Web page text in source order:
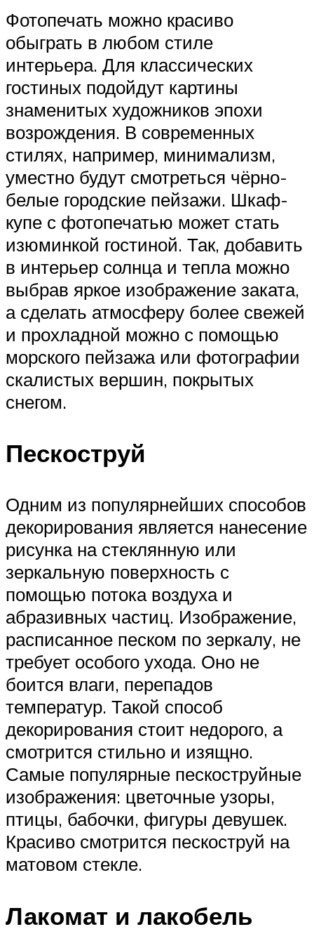
Фотопечать можно красиво
обыграть в любом стиле
интерьера. Для классических
гостиных подойдут картины
знаменитых художников эпохи
возрождения. В современных
стилях, например, минимализм,
уместно будут смотреться чёрно-
белые городские пейзажи. Шкаф-
купе с фотопечатью может стать
изюминкой гостиной. Так, добавить
в интерьер солнца и тепла можно
выбрав яркое изображение заката,
а сделать атмосферу более свежей
и прохладной можно с помощью
морского пейзажа или фотографии
скалистых вершин, покрытых
снегом.
Пескоструй
Одним из популярнейших способов
декорирования является нанесение
рисунка на стеклянную или
зеркальную поверхность с
помощью потока воздуха и
абразивных частиц. Изображение,
расписанное песком по зеркалу, не
требует особого ухода. Оно не
боится влаги, перепадов
температур. Такой способ
декорирования стоит недорого, а
смотрится стильно и изящно.
Самые популярные пескоструйные
изображения: цветочные узоры,
птицы, бабочки, фигуры девушек.
Красиво смотрится пескоструй на
матовом стекле.
Лакомат и лакобель